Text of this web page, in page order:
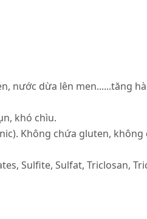
nước dừa lên men......tăng
khó chìu.
Không chứa gluten,
Sulfite, Sulfat, Triclosan,